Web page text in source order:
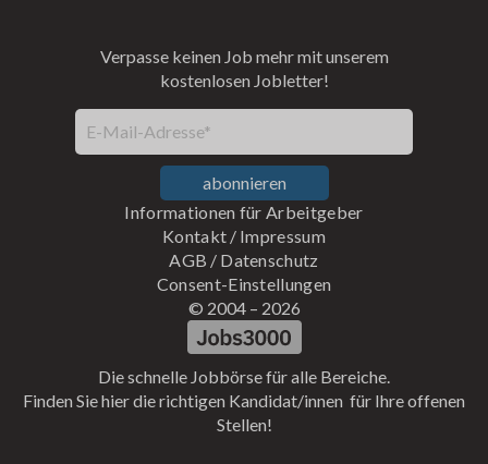
Die schnelle Jobbörse für alle Bereiche.
Finden Sie hier die richtigen Kandidat/innen für Ihre offenen
Stellen!
Informationen für Arbeitgeber
Kontakt / Impressum
AGB / Datenschutz
Consent-Einstellungen
© 2004 – 2026
Verpasse keinen Job mehr mit unserem
kostenlosen Jobletter!
E-Mail-Adresse*
abonnieren